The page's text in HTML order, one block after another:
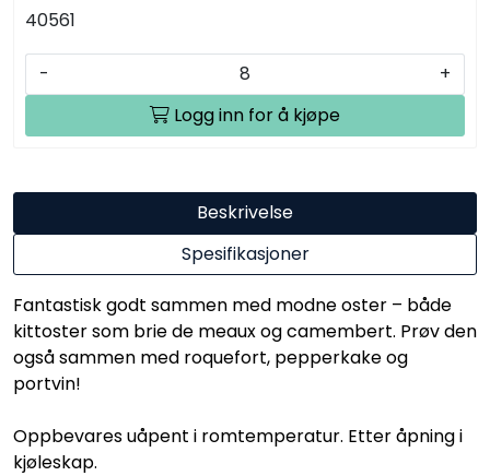
40561
-
+
Logg inn for å kjøpe
Beskrivelse
Spesifikasjoner
Fantastisk godt sammen med modne oster – både
kittoster som brie de meaux og camembert. Prøv den
også sammen med roquefort, pepperkake og
portvin!
Oppbevares uåpent i romtemperatur. Etter åpning i
kjøleskap.